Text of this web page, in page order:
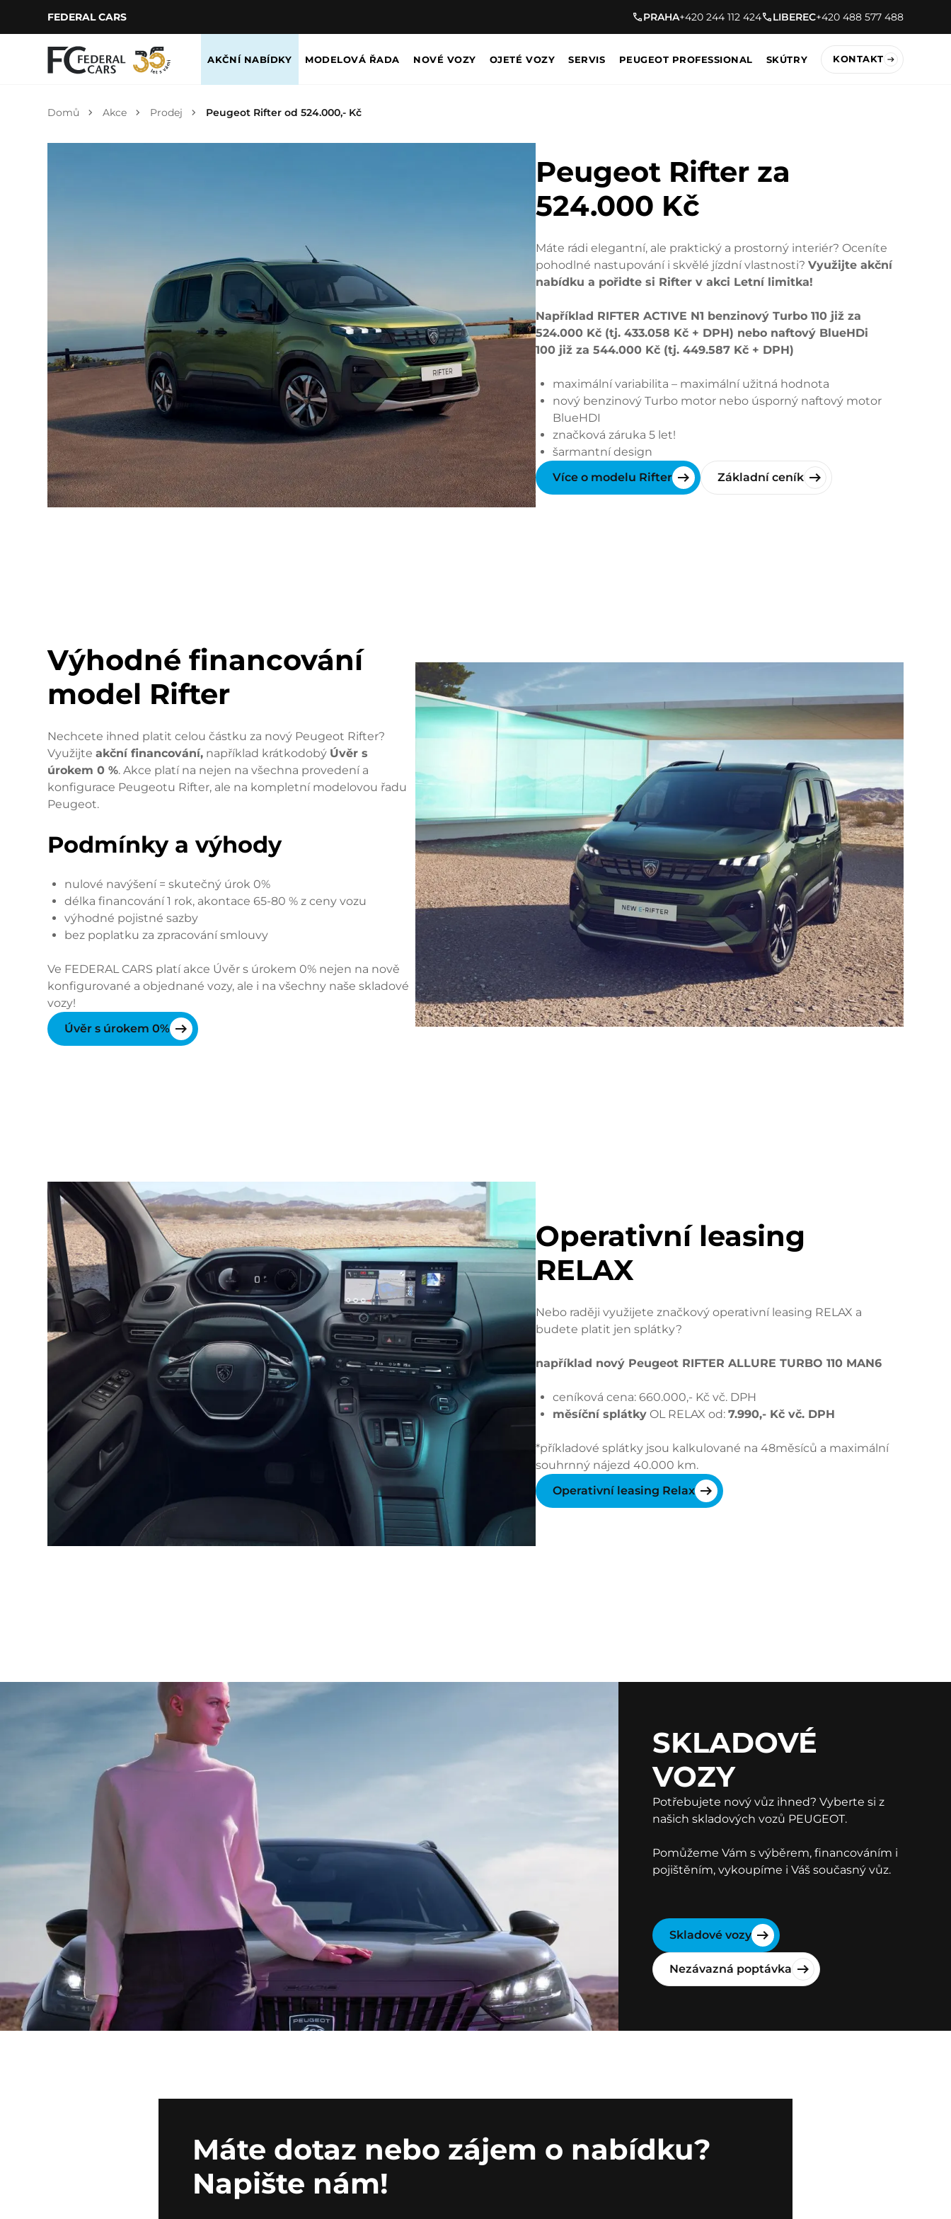
FEDERAL CARS PRAHA+420 244 112 424 LIBEREC+420 488 577 488
AKČNÍ NABÍDKY MODELOVÁ ŘADA NOVÉ VOZY OJETÉ VOZY SERVIS PEUGEOT PROFESSIONAL SKÚTRY KONTAKT
Domů Akce Prodej Peugeot Rifter od 524.000,- Kč
Peugeot Rifter za
524.000 Kč
Máte rádi elegantní, ale praktický a prostorný interiér? Oceníte
pohodlné nastupování i skvělé jízdní vlastnosti? Využijte akční
nabídku a pořidte si Rifter v akci Letní limitka!
Například RIFTER ACTIVE N1 benzinový Turbo 110 již za
524.000 Kč (tj. 433.058 Kč + DPH) nebo naftový BlueHDi
100 již za 544.000 Kč (tj. 449.587 Kč + DPH)
maximální variabilita – maximální užitná hodnota
nový benzinový Turbo motor nebo úsporný naftový motor
BlueHDI
značková záruka 5 let!
šarmantní design
Více o modelu Rifter
Základní ceník
Výhodné financování
model Rifter
Nechcete ihned platit celou částku za nový Peugeot Rifter?
Využijteakční financování, například krátkodobý Úvěr s
úrokem 0 %. Akce platí na nejen na všechna provedení a
konfigurace Peugeotu Rifter, ale na kompletní modelovou řadu
Peugeot.
Podmínky a výhody
nulové navýšení = skutečný úrok 0%
délka financování 1 rok, akontace 65-80 % z ceny vozu
výhodné pojistné sazby
bez poplatku za zpracování smlouvy
Ve FEDERAL CARS platí akce Úvěr s úrokem 0% nejen na nově
konfigurované a objednané vozy, ale i na všechny naše skladové
vozy!
Úvěr s úrokem 0%
Operativní leasing
RELAX
Nebo raději využijete značkový operativní leasing RELAX a
budete platit jen splátky?
například nový Peugeot RIFTER ALLURE TURBO 110 MAN6
ceníková cena: 660.000,- Kč vč. DPH
měsíční splátkyOL RELAX od: 7.990,- Kč vč. DPH
*příkladové splátky jsou kalkulované na 48měsíců a maximální
souhrnný nájezd 40.000 km.
Operativní leasing Relax
SKLADOVÉ
VOZY
Potřebujete nový vůz ihned? Vyberte si z
našich skladových vozů PEUGEOT.
Pomůžeme Vám s výběrem, financováním i
pojištěním, vykoupíme i Váš současný vůz.
Skladové vozy
Nezávazná poptávka
Máte dotaz nebo zájem o nabídku?
Napište nám!